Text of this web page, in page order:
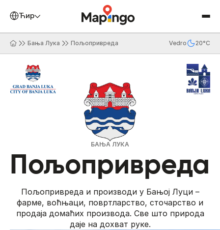
Ћирилица
Бања Лука Пољопривреда Vedro 20°C
БАЊА ЛУКА
Пољопривреда
Пољопривреда и производи у Бањој Луци –
фарме, воћњаци, повртларство, сточарство и
продаја домаћих производа. Све што природа
даје на дохват руке.